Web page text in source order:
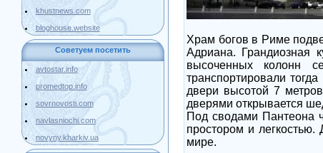
khustnews.com
bloghouse.website
Советуем посетить
avtostar.info
promedtop.info
sovrnovosti.com
navlasniochi.com
novyny.kharkiv.ua
Храм богов в Риме
Адриана. Грандиозная
высоченных колонн
транспортировали
двери высотой 7
дверями открывается
Под сводами Пантеона
простором и
мире.